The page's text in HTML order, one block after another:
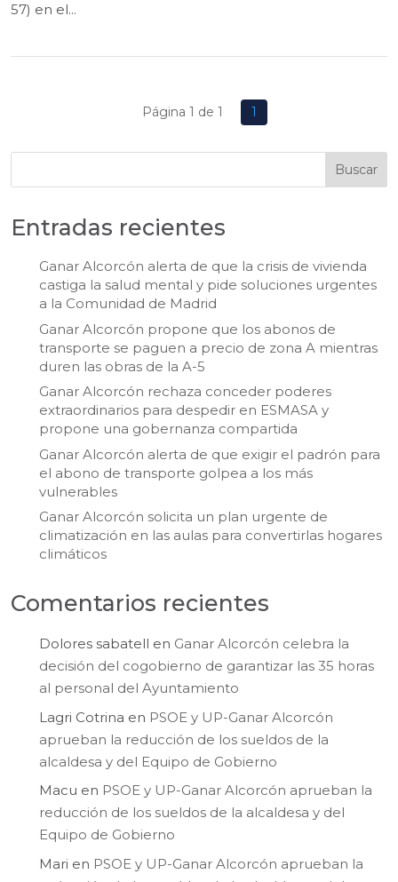
57) en el...
Página 1 de 1 1
Buscar
Entradas recientes
Ganar Alcorcón alerta de que la crisis de vivienda
castiga la salud mental y pide soluciones urgentes
a la Comunidad de Madrid
Ganar Alcorcón propone que los abonos de
transporte se paguen a precio de zona A mientras
duren las obras de la A-5
Ganar Alcorcón rechaza conceder poderes
extraordinarios para despedir en ESMASA y
propone una gobernanza compartida
Ganar Alcorcón alerta de que exigir el padrón para
el abono de transporte golpea a los más
vulnerables
Ganar Alcorcón solicita un plan urgente de
climatización en las aulas para convertirlas hogares
climáticos
Comentarios recientes
Dolores sabatell en Ganar Alcorcón celebra la
decisión del cogobierno de garantizar las 35 horas
al personal del Ayuntamiento
Lagri Cotrina en PSOE y UP-Ganar Alcorcón
aprueban la reducción de los sueldos de la
alcaldesa y del Equipo de Gobierno
Macu en PSOE y UP-Ganar Alcorcón aprueban la
reducción de los sueldos de la alcaldesa y del
Equipo de Gobierno
Mari en PSOE y UP-Ganar Alcorcón aprueban la